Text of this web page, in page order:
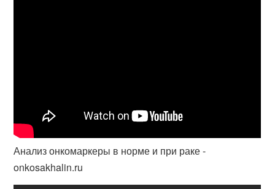
Анализ онкомаркеры в норме и при раке -
onkosakhalin.ru